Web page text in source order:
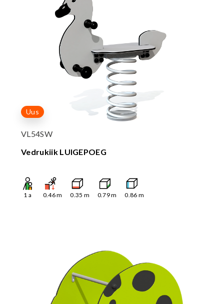
Uus
VL54SW
Vedrukiik LUIGEPOEG
1 a 0.46m 0.35 m 0.79m 0.86 m